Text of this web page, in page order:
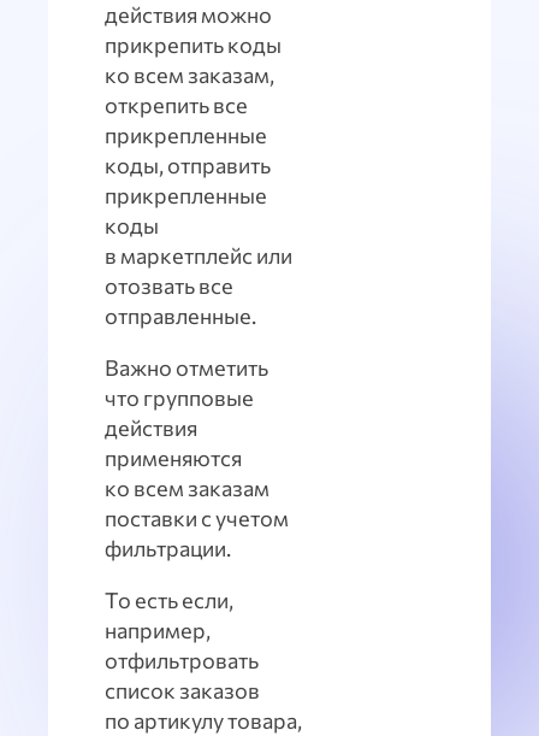
действия можно
прикрепить коды
ко всем заказам,
открепить все
прикрепленные
коды, отправить
прикрепленные
коды
в маркетплейс или
отозвать все
отправленные.
Важно отметить
что групповые
действия
применяются
ко всем заказам
поставки с учетом
фильтрации.
То есть если,
например,
отфильтровать
список заказов
по артикулу товара,